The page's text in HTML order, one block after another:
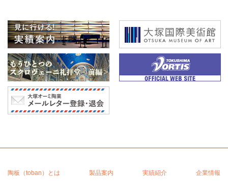
陶板（toban）とは 製品案内 実績紹介 企業情報